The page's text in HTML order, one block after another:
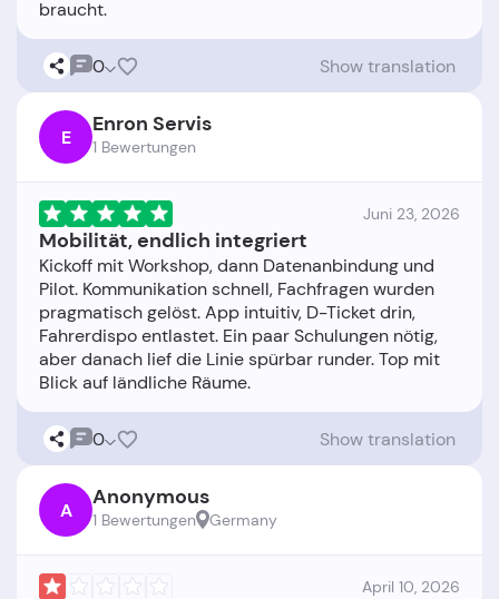
0 Show translation
E Enron Servis
1 Bewertungen
Juni 23, 2026
Mobilität, endlich integriert
Kickoff mit Workshop, dann Datenanbindung und
Pilot. Kommunikation schnell, Fachfragen wurden
pragmatisch gelöst. App intuitiv, D-Ticket drin,
Fahrerdispo entlastet. Ein paar Schulungen nötig,
aber danach lief die Linie spürbar runder. Top mit
0 Show translation
A Anonymous
1 Bewertungen Germany
April 10, 2026